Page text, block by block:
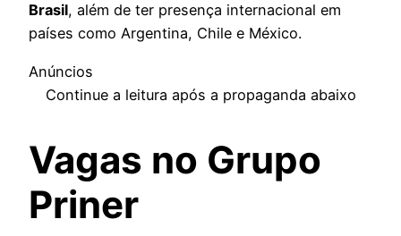
Brasil, além de ter presença internacional em
países como Argentina, Chile e México.
Anúncios
Continue a leitura após a propaganda abaixo
Vagas no Grupo
Priner